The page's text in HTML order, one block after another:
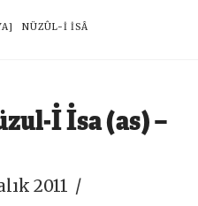
NÜZÛL-I İSÂ
İ İsa (as) –
2011